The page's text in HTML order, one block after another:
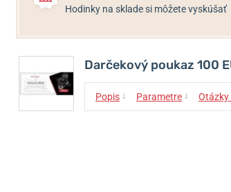
Hodinky na sklade si môžete vyskúšať
Darčekový poukaz 100
Popis ↓ Parametre ↓ Otázky